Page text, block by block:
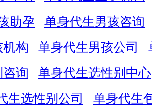
助孕
单身代生男孩咨询
构
单身代生男孩公司
询
单身代生选性别中心
生选性别公司
单身代生